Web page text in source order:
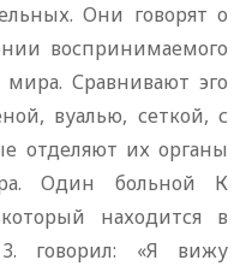
Они говорят о
воспринимаемого
Сравнивают эго
вуалью, сеткой, с
отделяют их органы
Один больной К
находится в
говорил: «Я вижу